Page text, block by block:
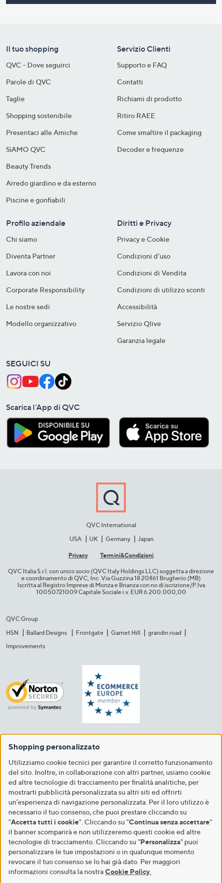
Il tuo shopping
QVC - Dove seguirci
Parole di QVC
Taglie
Shopping sostenibile​
Presentaci alle Amiche
SìAMO QVC
Beauty Trends
Arredo giardino e da esterno
Piscine e gonfiabili
Servizio Clienti
Supporto e FAQ
Contatti
Richiami di prodotto
Ritiro RAEE
Come smaltire il packaging​
Decoder e frequenze​
Profilo aziendale
Chi siamo
Diventa Partner
Lavora con noi
Corporate Responsibility
Le nostre sedi
Modello organizzativo
Diritti e Privacy
Privacy e Cookie
Condizioni d'uso
Condizioni di Vendita
Condizioni di utilizzo sconti
Accessibilità
Servizio Qlive
Garanzia legale
SEGUICI SU
Scarica l'App di QVC
QVC International
USA
UK Germany Japan
Privacy Termini&C​ondizioni
QVC Italia S.r.l. con unico socio (QVC Italy Holdings LLC) soggetta a direzione
e coordinamento di QVC, Inc. Via Guzzina 18 20861 Brugherio (MB)​
Iscritta al Registro Imprese di Monza e Brianza con no di iscrizione/P.Iva
10050721009 Capitale Sociale i.v. EUR 6.200.000,00​
QVC Group
HSN
Ballard Designs Frontgate Garnet Hill
grandin road
Improvements
Shopping personalizzato
Utilizziamo cookie tecnici per garantire il corretto funzionamento
del sito. Inoltre, in collaborazione con altri partner, usiamo cookie
ed altre tecnologie di tracciamento per finalità analitiche, per
mostrarti pubblicità personalizzata su altri siti ed offrirti
un’esperienza di navigazione personalizzata. Per il loro utilizzo è
necessario il tuo consenso, che puoi prestare cliccando su
"Accetta tutti i cookie". Cliccando su "Continua senza accettare"
il banner scomparirà e non utilizzeremo questi cookie ed altre
tecnologie di tracciamento. Cliccando su "Personalizza" puoi
personalizzare le tue impostazioni o in qualunque momento
revocare il tuo consenso se lo hai già dato. Per maggiori
informazioni consulta la nostraCookie Policy